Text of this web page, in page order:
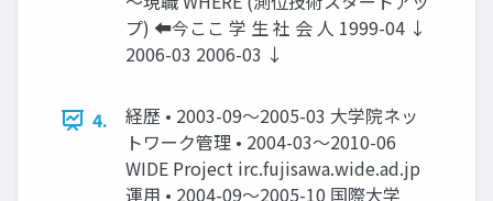
プ) ⬅今ここ 学 生 社 会 人 1999-04 ↓
2006-03 2006-03 ↓
4.
経歴 • 2003-09～2005-03 大学院ネッ
トワーク管理 • 2004-03～2010-06
WIDE Project irc.fujisawa.wide.ad.jp
運用 • 2004-09～2005-10 国際大学